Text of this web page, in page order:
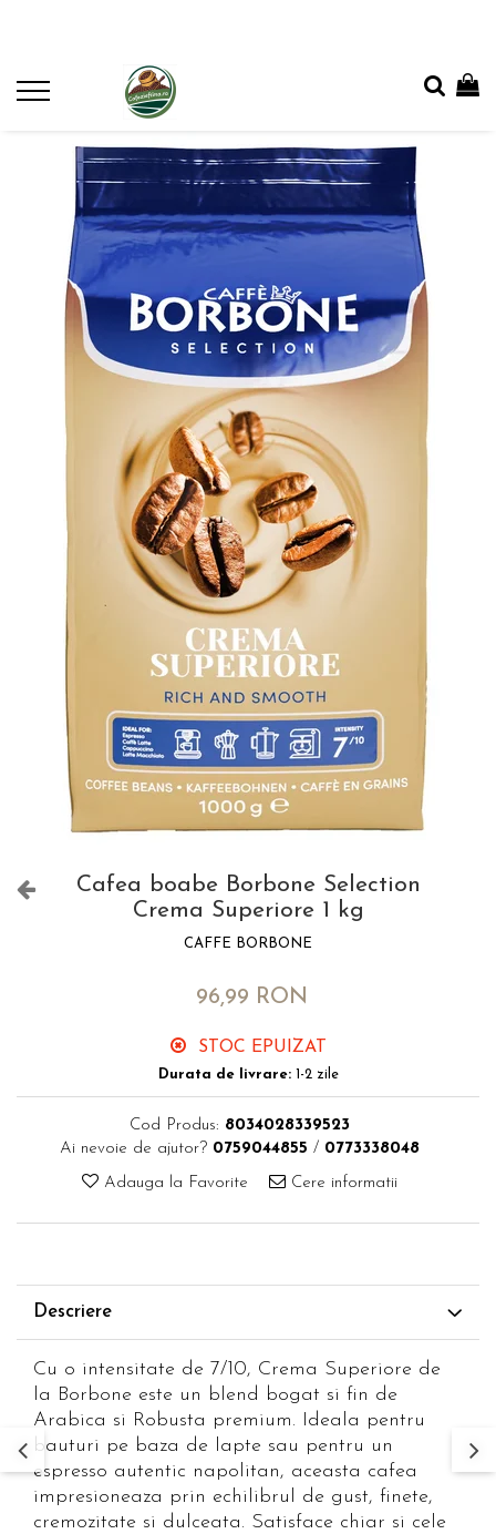
Cafea boabe Borbone Selection
Crema Superiore 1 kg
CAFFE BORBONE
96,99 RON
STOC EPUIZAT
Durata de livrare:1-2 zile
Cod Produs: 8034028339523
Ai nevoie de ajutor? 0759044855 / 0773338048
Adauga la Favorite Cere informatii
Descriere
Cu o intensitate de 7/10, Crema Superiore de
la Borbone este un blend bogat si fin de
Arabica si Robusta premium. Ideala pentru
bauturi pe baza de lapte sau pentru un
espresso autentic napolitan, aceasta cafea
impresioneaza prin echilibrul de gust, finete,
cremozitate si dulceata. Satisface chiar si cele